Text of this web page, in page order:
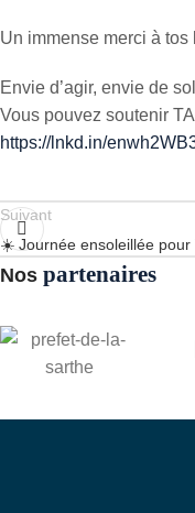
Un immense merci à
Envie d’agir, envie de
Vous pouvez soutenir
https://lnkd.in/
Suivant
☀️ Journée ensoleillée
Nos partenaires